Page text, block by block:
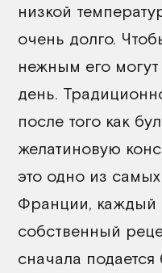
низкой
очень долго.
нежным его
день.
после того как
желатиновую
это одно из
Франции, каждый
собственный
сначала подается